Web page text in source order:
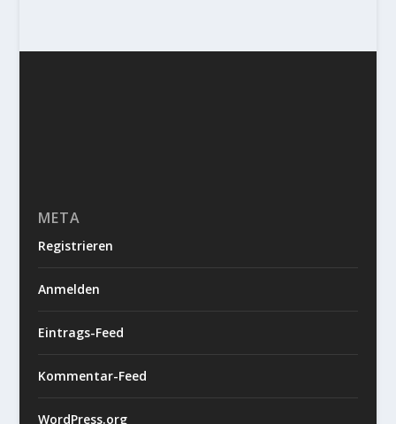
META
Registrieren
Anmelden
Eintrags-Feed
Kommentar-Feed
WordPress.org